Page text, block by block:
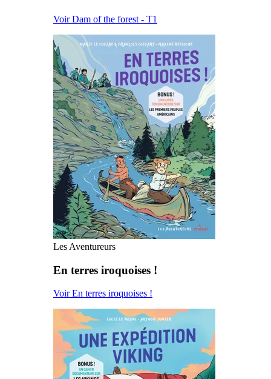
Voir Dam of the forest - T1
Les Aventureurs
En terres iroquoises !
Voir En terres iroquoises !